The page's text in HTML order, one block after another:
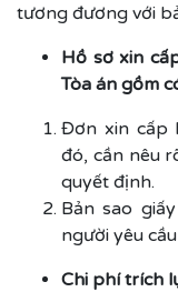
tương đương với
Hồ sơ xin
Tòa án gồm
Đơn xin cấp
đó, cần nêu
quyết định.
Bản sao
người yêu cầu
Chi phí trích